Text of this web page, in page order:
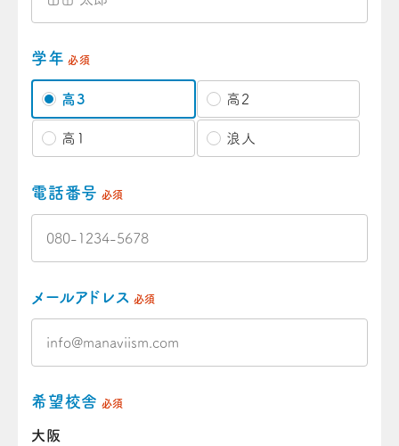
学年 必須
高3 高2
高1 浪人
電話番号 必須
メールアドレス 必須
希望校舎 必須
大阪